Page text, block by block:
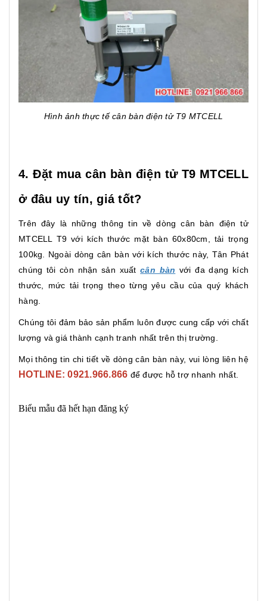
Hình ảnh thực tế cân bàn điện tử T9 MTCELL
4. Đặt mua cân bàn điện tử T9 MTCELL
ở đâu uy tín, giá tốt?
Trên đây là những thông tin về dòng cân bàn điện tử
MTCELL T9 với kích thước mặt bàn 60x80cm, tải trọng
100kg. Ngoài dòng cân bàn với kích thước này, Tân Phát
chúng tôi còn nhận sản xuấtcân bàn với đa dạng kích
thước, mức tải trọng theo từng yêu cầu của quý khách
hàng.
Chúng tôi đảm bảo sản phẩm luôn được cung cấp với chất
lượng và giá thành cạnh tranh nhất trên thị trường.
Mọi thông tin chi tiết về dòng cân bàn này, vui lòng liên hệ
HOTLINE: 0921.966.866 để được hỗ trợ nhanh nhất.